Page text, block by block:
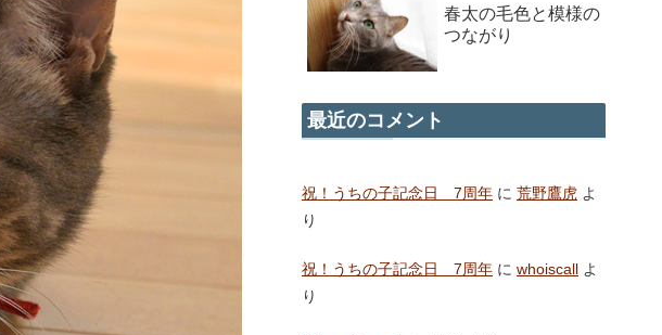
春太の毛色と模様の
つながり
最近のコメント
祝！うちの子記念日 7周年 に 荒野鷹虎 よ
り
祝！うちの子記念日 7周年 に whoiscall よ
り